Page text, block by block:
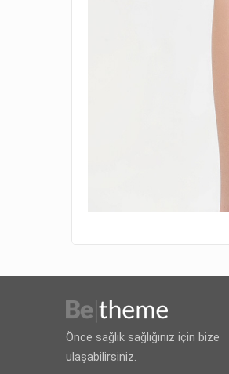
Önce sağlık sağlığınız için bize
ulaşabilirsiniz.